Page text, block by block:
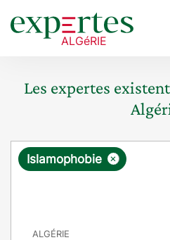
Les expertes
R
×
Islamophobie